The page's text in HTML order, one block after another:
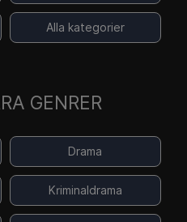
Alla kategorier
GENRER
Drama
Kriminaldrama